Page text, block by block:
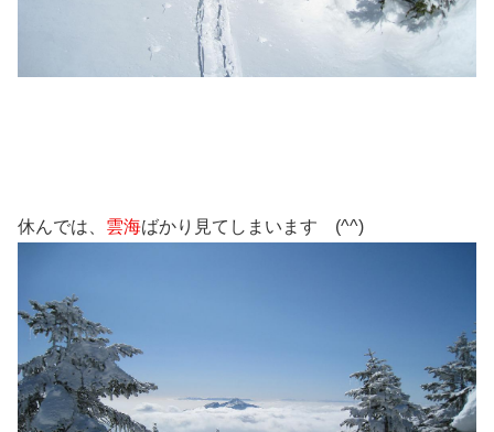
休んでは、 雲海ばかり見てしまいます (^^)